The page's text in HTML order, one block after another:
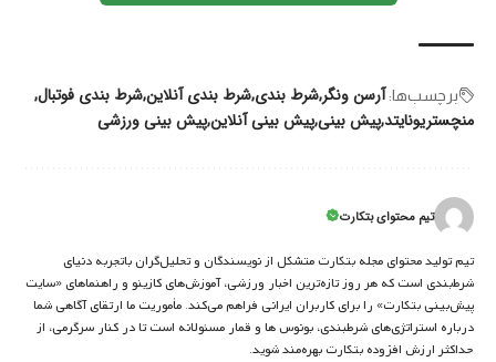
برچسب‌‌ها: آرسن ونگرشرط بندیشرط بندی آنلاینشرط بندی فوتبال
منچستریونایتدپیش بینیپیش بینی آنلاینپیش بینی ورزشی
تیم محتوای بتکارت
تیم تولید محتوای مجله بتکارت متشکل از نویسندگان و تحلیل‌گران باتجربه دنیای
شرط‌بندی است که هر روز تازه‌ترین اخبار ورزشی، آموزش‌های کازینو و راهنماهای «سایت
پیش‌بینی بتکارت» را برای کاربران ایرانی فراهم می‌کند. مأموریت ما ارتقای آگاهی شما
درباره استراتژی‌های شرطبندی، بونوس ها و قمار مسئولانه است تا در کنار سرگرمی، از
حداکثر ارزش افزوده بتکارت بهره‌مند شوید.